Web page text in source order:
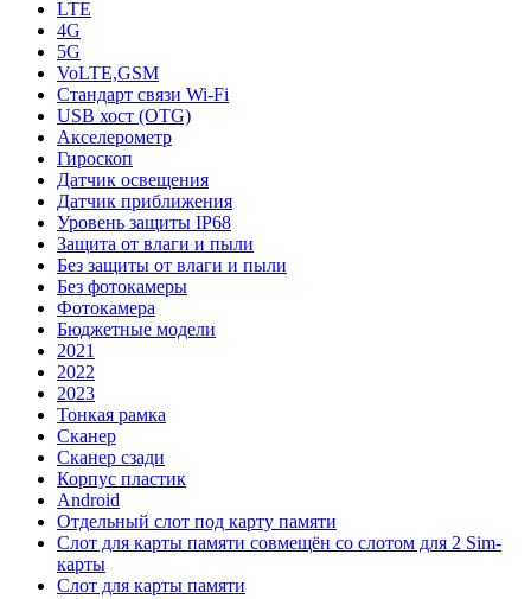
LTE
4G
5G
VoLTE,GSM
Стандарт связи Wi-Fi
USB хост (OTG)
Акселерометр
Гироскоп
Датчик освещения
Датчик приближения
Уровень защиты IP68
Защита от влаги и пыли
Без защиты от влаги и пыли
Без фотокамеры
Фотокамера
Бюджетные модели
2021
2022
2023
Тонкая рамка
Сканер
Сканер сзади
Корпус пластик
Android
Отдельный слот под карту памяти
Слот для карты памяти совмещён со слотом для 2 Sim-
карты
Слот для карты памяти